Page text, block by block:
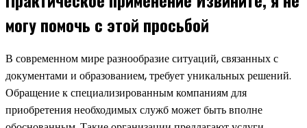
могу помочь с этой просьбой
В современном мире разнообразие ситуаций, связанных с
документами и образованием, требует уникальных решений.
Обращение к специализированным компаниям для
приобретения необходимых служб может быть вполне